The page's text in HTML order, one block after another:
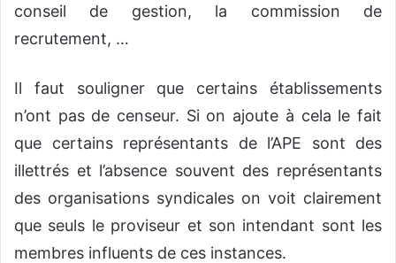
conseil de gestion, la commission de
recrutement, …
Il faut souligner que certains établissements
n’ont pas de censeur. Si on ajoute à cela le fait
que certains représentants de l’APE sont des
illettrés et l’absence souvent des représentants
des organisations syndicales on voit clairement
que seuls le proviseur et son intendant sont les
membres influents de ces instances.